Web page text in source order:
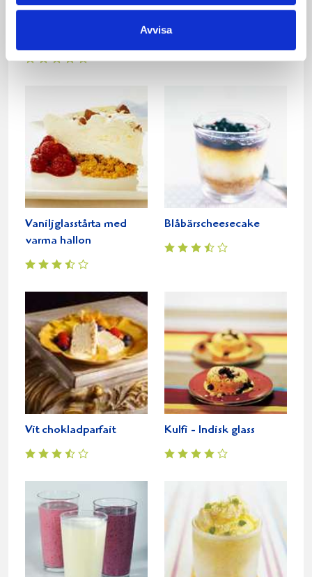
Avvisa
Vaniljglasstårta med
varma hallon
Blåbärscheesecake
Vit chokladparfait Kulfi - Indisk glass